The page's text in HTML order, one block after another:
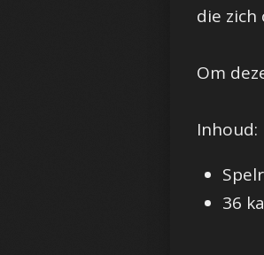
die
Om
Inhoud:
36